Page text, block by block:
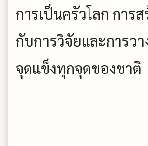
การเป็นครัวโลก กา
กับการวิจัยและการว
จุดแข็งทุกจุดของชาติ